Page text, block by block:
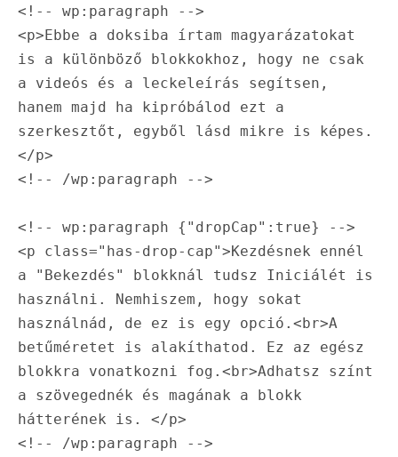
<!-- wp:paragraph -->
<p>Ebbe a doksiba írtam magyarázatokat
is a különböző blokkokhoz, hogy ne csak
a videós és a leckeleírás segítsen,
hanem majd ha kipróbálod ezt a
szerkesztőt, egyből lásd mikre is képes.
</p>
<!-- /wp:paragraph -->
<!-- wp:paragraph {"dropCap":true} -->
<p class="has-drop-cap">Kezdésnek ennél
a "Bekezdés" blokknál tudsz Iniciálét is
használni. Nemhiszem, hogy sokat
használnád, de ez is egy opció.<br>A
betűméretet is alakíthatod. Ez az egész
blokkra vonatkozni fog.<br>Adhatsz színt
a szövegednék és magának a blokk
hátterének is. </p>
<!-- /wp:paragraph -->